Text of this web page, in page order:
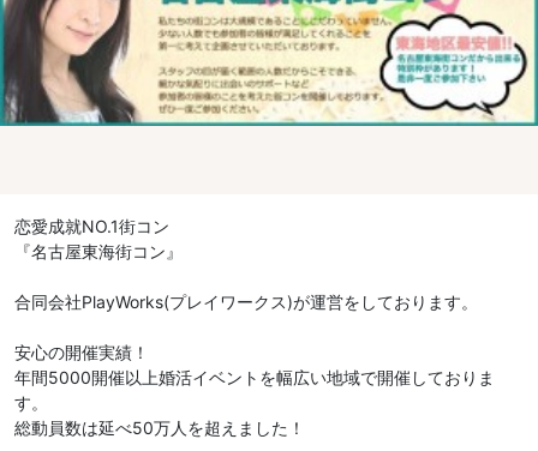
恋愛成就NO.1街コン
『名古屋東海街コン』
合同会社PlayWorks(プレイワークス)が運営をしております。
安心の開催実績！
年間5000開催以上婚活イベントを幅広い地域で開催しておりま
す。
総動員数は延べ50万人を超えました！